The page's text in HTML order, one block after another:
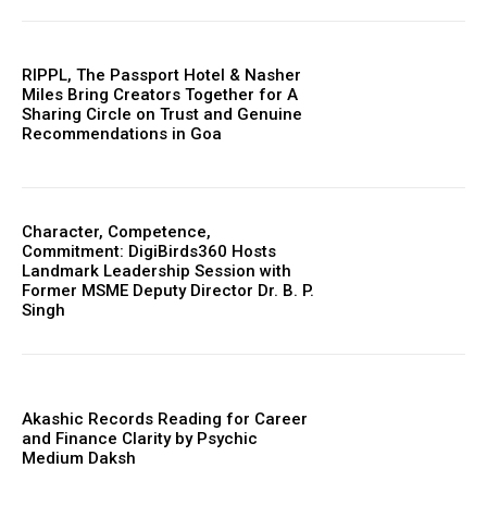
RIPPL, The Passport Hotel & Nasher
Miles Bring Creators Together for A
Sharing Circle on Trust and Genuine
Recommendations in Goa
Character, Competence,
Commitment: DigiBirds360 Hosts
Landmark Leadership Session with
Former MSME Deputy Director Dr. B. P.
Singh
Akashic Records Reading for Career
and Finance Clarity by Psychic
Medium Daksh